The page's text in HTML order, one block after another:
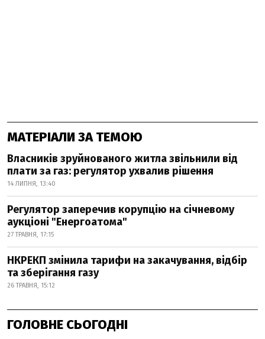
МАТЕРІАЛИ ЗА ТЕМОЮ
Власників зруйнованого житла звільнили від
плати за газ: регулятор ухвалив рішення
14 ЛИПНЯ, 13:40
Регулятор заперечив корупцію на січневому
аукціоні "Енергоатома"
27 ТРАВНЯ, 17:15
НКРЕКП змінила тарифи на закачування, відбір
та зберігання газу
26 ТРАВНЯ, 15:12
ГОЛОВНЕ СЬОГОДНІ